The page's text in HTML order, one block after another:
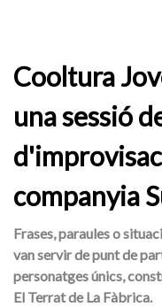
Cooltura
una sessió
companyia
Frases, paraules o
van servir de punt de
personatges únics,
El Terrat de La Fàbrica.